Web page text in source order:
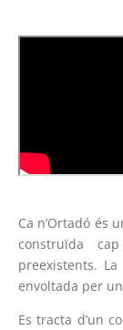
Ca n’Ortadó és
construïda
preexistents.
envoltada per
Es tracta d’un